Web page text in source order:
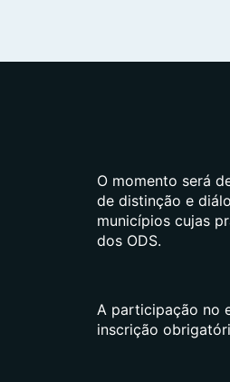
O momento será
de distinção e
municípios cujas
dos ODS.
A participação no
inscrição